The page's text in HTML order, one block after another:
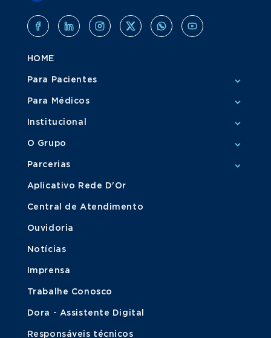
HOME
Para Pacientes
Para Médicos
Institucional
O Grupo
Parcerias
Aplicativo Rede D'Or
Central de Atendimento
Ouvidoria
Notícias
Imprensa
Trabalhe Conosco
Dora - Assistente Digital
Responsáveis técnicos